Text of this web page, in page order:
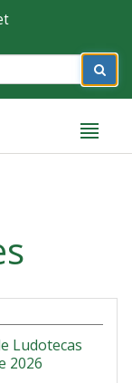
Ludotecas
2026